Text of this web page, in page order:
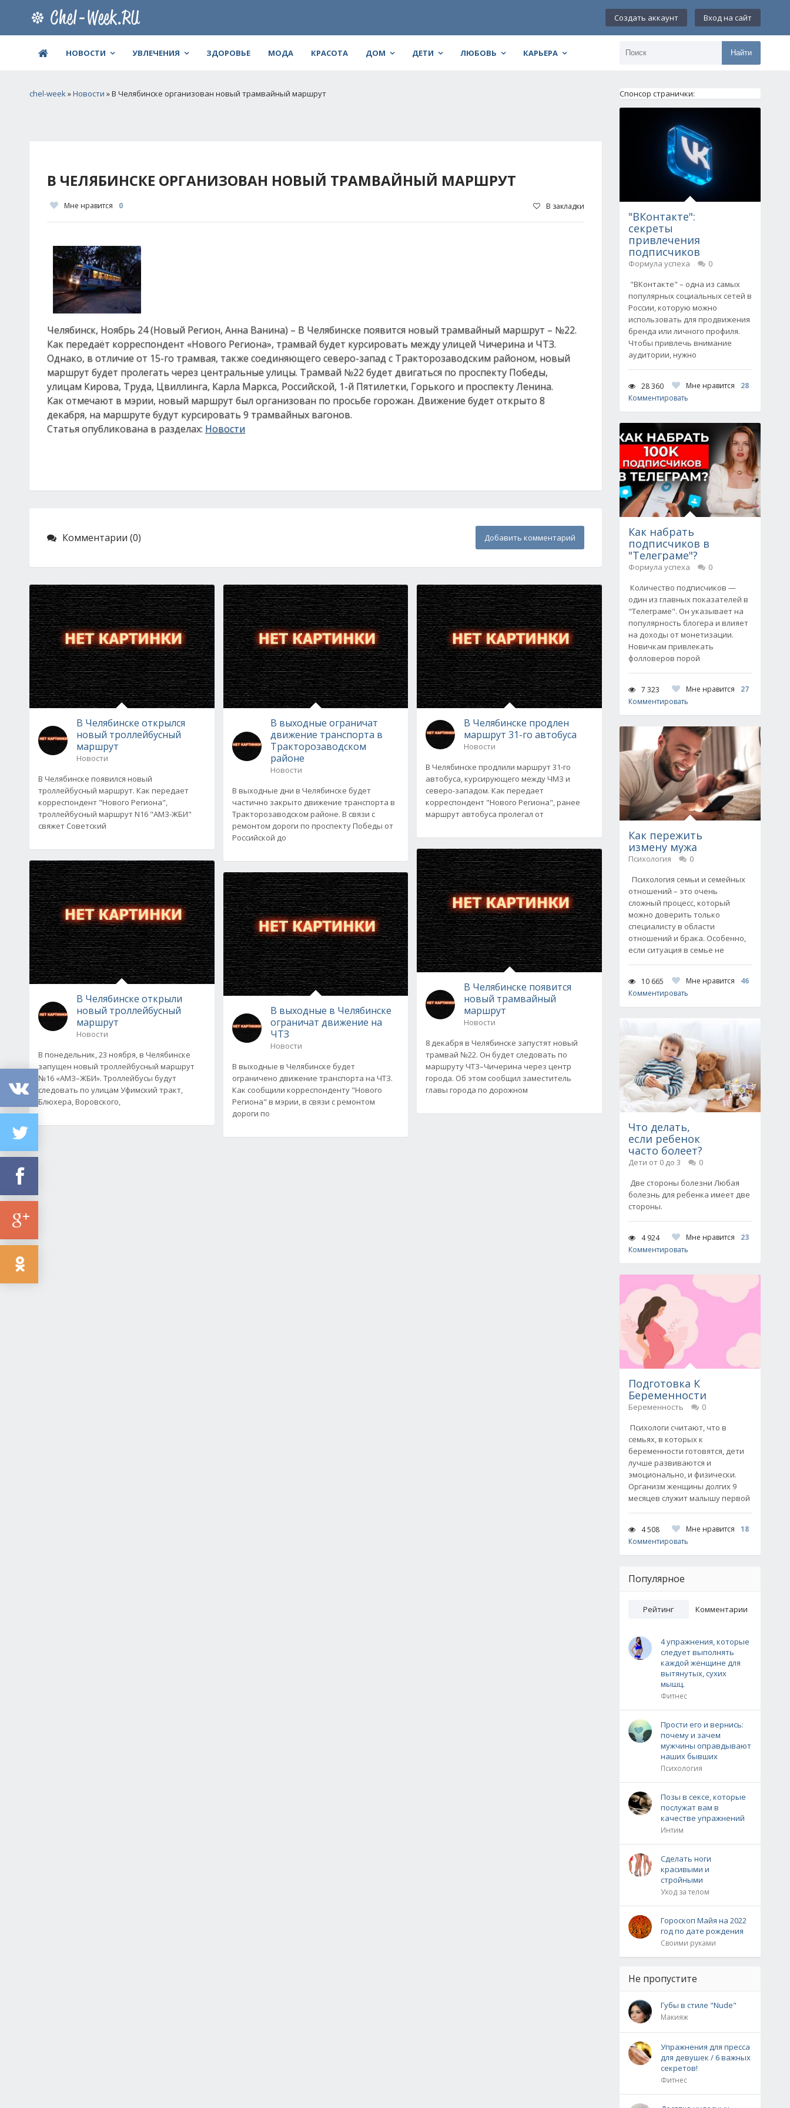
Создать аккаунт Вход на сайт
НОВОСТИ УВЛЕЧЕНИЯ ЗДОРОВЬЕ МОДА КРАСОТА ДОМ ДЕТИ ЛЮБОВЬ КАРЬЕРА Найти
chel-week»Новости » В Челябинске организован новый трамвайный маршрут
В ЧЕЛЯБИНСКЕ ОРГАНИЗОВАН НОВЫЙ ТРАМВАЙНЫЙ МАРШРУТ
Мне нравится 0 В закладки
Челябинск, Ноябрь 24 (Новый Регион, Анна Ванина) – В Челябинске появится новый трамвайный маршрут – №22.
Как передаёт корреспондент «Нового Региона», трамвай будет курсировать между улицей Чичерина и ЧТЗ.
Однако, в отличие от 15-го трамвая, также соединяющего северо-запад с Тракторозаводским районом, новый
маршрут будет пролегать через центральные улицы. Трамвай №22 будет двигаться по проспекту Победы,
улицам Кирова, Труда, Цвиллинга, Карла Маркса, Российской, 1-й Пятилетки, Горького и проспекту Ленина.
Как отмечают в мэрии, новый маршрут был организован по просьбе горожан. Движение будет открыто 8
декабря, на маршруте будут курсировать 9 трамвайных вагонов.
Статья опубликована в разделах: Новости
Комментарии (0) Добавить комментарий
В Челябинске открылся
новый троллейбусный
маршрут
Новости
В Челябинске появился новый
троллейбусный маршрут. Как передает
корреспондент "Нового Региона",
троллейбусный маршрут N16 "АМЗ-ЖБИ"
свяжет Советский
В Челябинске открыли
новый троллейбусный
маршрут
Новости
В понедельник, 23 ноября, в Челябинске
запущен новый троллейбусный маршрут
№16 «АМЗ–ЖБИ». Троллейбусы будут
следовать по улицам Уфимский тракт,
Блюхера, Воровского,
В выходные ограничат
движение транспорта в
Тракторозаводском
районе
Новости
В выходные дни в Челябинске будет
частично закрыто движение транспорта в
Тракторозаводском районе. В связи с
ремонтом дороги по проспекту Победы от
Российской до
В выходные в Челябинске
ограничат движение на
ЧТЗ
Новости
В выходные в Челябинске будет
ограничено движение транспорта на ЧТЗ.
Как сообщили корреспонденту "Нового
Региона" в мэрии, в связи с ремонтом
дороги по
В Челябинске продлен
маршрут 31-го автобуса
Новости
В Челябинске продлили маршрут 31-го
автобуса, курсирующего между ЧМЗ и
северо-западом. Как передает
корреспондент "Нового Региона", ранее
маршрут автобуса пролегал от
В Челябинске появится
новый трамвайный
маршрут
Новости
8 декабря в Челябинске запустят новый
трамвай №22. Он будет следовать по
маршруту ЧТЗ–Чичерина через центр
города. Об этом сообщил заместитель
главы города по дорожном
Спонсор странички:
"ВКонтакте":
секреты
привлечения
подписчиков
Формула успеха
0
"ВКонтакте" – одна из самых
популярных социальных сетей в
России, которую можно
использовать для продвижения
бренда или личного профиля.
Чтобы привлечь внимание
аудитории, нужно
28 360 Мне нравится
28
Комментировать
Как набрать
подписчиков в
"Телеграме"?
Формула успеха
0
Количество подписчиков —
один из главных показателей в
"Телеграме". Он указывает на
популярность блогера и влияет
на доходы от монетизации.
Новичкам привлекать
фолловеров порой
7 323 Мне нравится
27
Комментировать
Как пережить
измену мужа
Психология
0
Психология семьи и семейных
отношений – это очень
сложный процесс, который
можно доверить только
специалисту в области
отношений и брака. Особенно,
если ситуация в семье не
10 665 Мне нравится
46
Комментировать
Что делать,
если ребенок
часто болеет?
Дети от 0 до 3
0
Две стороны болезни Любая
болезнь для ребенка имеет две
стороны.
4 924 Мне нравится
23
Комментировать
Подготовка К
Беременности
Беременность
0
Психологи считают, что в
семьях, в которых к
беременности готовятся, дети
лучше развиваются и
эмоционально, и физически.
Организм женщины долгих 9
месяцев служит малышу первой
4 508 Мне нравится
18
Комментировать
Популярное
Рейтинг Комментарии
4 упражнения, которые
следует выполнять
каждой женщине для
вытянутых, сухих
мышц.
Фитнес
Прости его и вернись:
почему и зачем
мужчины оправдывают
наших бывших
Психология
Позы в сексе, которые
послужат вам в
качестве упражнений
Интим
Сделать ноги
красивыми и
стройными
Уход за телом
Гороскоп Майя на 2022
год по дате рождения
Своими руками
Не пропустите
Губы в стиле "Nude"
Макияж
Упражнения для пресса
для девушек / 6 важных
секретов!
Фитнес